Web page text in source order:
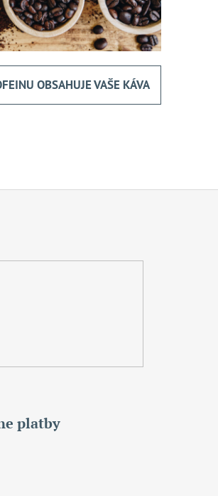
OBSAHUJE VAŠE KÁVA
platby